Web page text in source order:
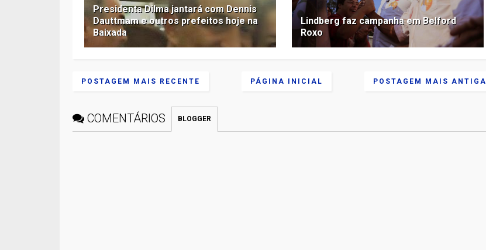
Presidenta Dilma jantará com Dennis
Dauttmam e outros prefeitos hoje na
Baixada
Lindberg faz campanha em Belford
Roxo
POSTAGEM MAIS RECENTE POSTAGEM MAIS ANTIGA
PÁGINA INICIAL
COMENTÁRIOS BLOGGER